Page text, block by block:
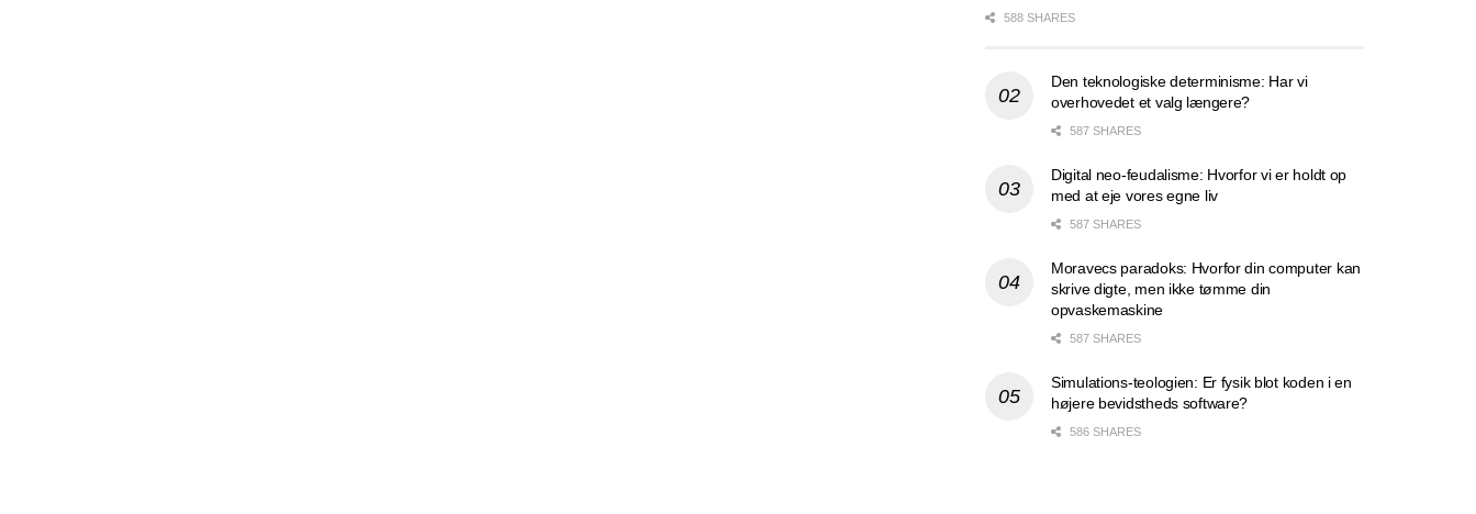
588 SHARES
Den teknologiske determinisme: Har vi
overhovedet et valg længere?
587 SHARES
Digital neo-feudalisme: Hvorfor vi er holdt op
med at eje vores egne liv
587 SHARES
Moravecs paradoks: Hvorfor din computer kan
skrive digte, men ikke tømme din
opvaskemaskine
587 SHARES
Simulations-teologien: Er fysik blot koden i en
højere bevidstheds software?
586 SHARES